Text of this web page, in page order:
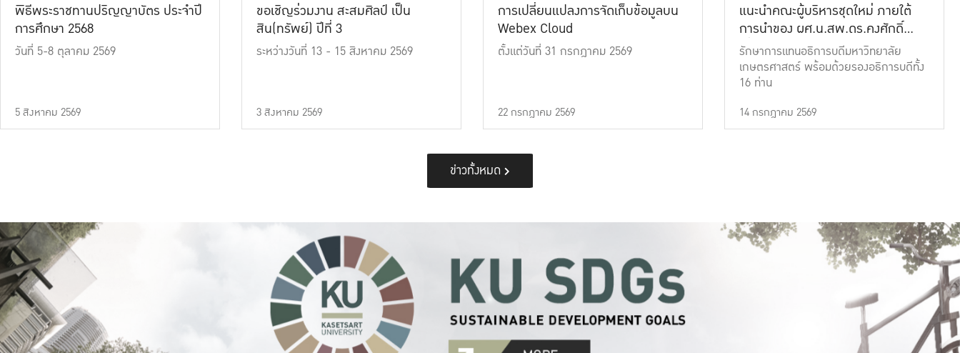
พิธีพระราชทานปริญญาบัตร ประจำปี
การศึกษา 2568
วันที่ 5-8 ตุลาคม 2569
5 สิงหาคม 2569
ขอเชิญร่วมงาน สะสมศิลป์ เป็น
สิน(ทรัพย์) ปีที่ 3
ระหว่างวันที่ 13 - 15 สิงหาคม 2569
3 สิงหาคม 2569
การเปลี่ยนแปลงการจัดเก็บข้อมูลบน
Webex Cloud
ตั้งแต่วันที่ 31 กรกฎาคม 2569
22 กรกฎาคม 2569
แนะนำคณะผู้บริหารชุดใหม่ ภายใต้
การนำของ ผศ.น.สพ.ดร.คงศักดิ์
เที่ยงธรรม
รักษาการแทนอธิการบดีมหาวิทยาลัย
เกษตรศาสตร์ พร้อมด้วยรองอธิการบดีทั้ง
16 ท่าน
14 กรกฎาคม 2569
ข่าวทั้งหมด